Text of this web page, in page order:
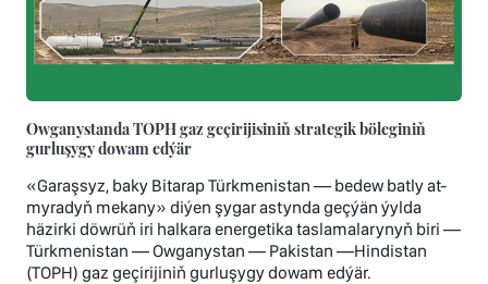
Owganystanda TOPH gaz geçirijisiniň strategik böleginiň
gurluşygy dowam edýär
«Garaşsyz, baky Bitarap Türkmenistan — bedew batly at-
myradyň mekany» diýen şygar astynda geçýän ýylda
häzirki döwrüň iri halkara energetika taslamalarynyň biri —
Türkmenistan — Owganystan — Pakistan —Hindistan
(TOPH) gaz geçirijiniň gurluşygy dowam edýär.